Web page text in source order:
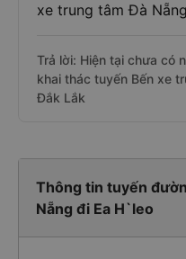
xe trung tâm Đà
Trả lời: Hiện tại chưa có
khai thác tuyến Bến xe
Đắk Lắk
Thông tin tuyến
Nẵng đi Ea H`leo